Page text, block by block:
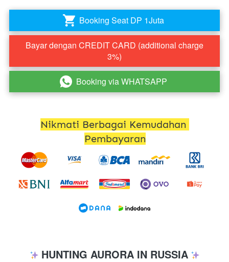
` Booking Seat DP 1Juta
Bayar dengan CREDIT CARD (additional charge
3%)
` Booking via WHATSAPP
Nikmati Berbagai Kemudahan
Pembayaran
HUNTING AURORA IN RUSSIA